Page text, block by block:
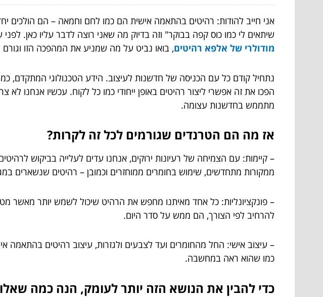
אני חייב להודות: רהיטים בהתאמה אישית הם כמו לחם וחמאה – הם הולכים
שיתאים לי כמו כוס קפה בבוקר" וזה בדיוק מה שאני רוצה לדבר עליו כאן.
מודולרי של אלפא רהיטים, בואו נביט על מה שמניע את המהפכה הזו
נתחיל קודם כל עם הכניסה של חדשנות לעיצוב. הידע הטכנולוגי המתקדם,
הפכו את זה אפשרי ליצור רהיטים באופן ייחודי כמו כל לקוח. עכשיו אנחנו
מתממש בחדשנות עצומה.
אז מה הם הטרנדים שגורמים לכל זה לקרות?
– קיימות: עם הצמיחה של רעיונות ירוקים, אנחנו עדים לעלייה בביקוש
ממקורות מתחדשים, שימוש בחומרים ממוחזרים וכמובן – רהיטים שנשארים
– פונקציונליות: כל אחד מאיתנו מחפש את הרהיט שיכול לשמש יותר מאשר
להרחיב לפי הצורך, הם ממש על סדר היום.
– עיצוב אישי: החל מהחומרים ועד לצבעים ולגזרות, עיצוב רהיטים בהתאמה
כמו שהוא ראה במחשבה.
כדי להבין את הנושא הזה יותר לעומק, הנה כמה